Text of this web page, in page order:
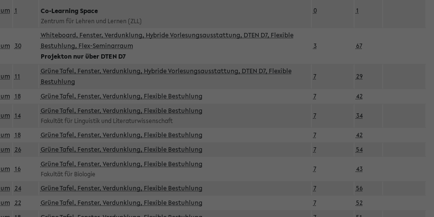
1 Co-Learning Space
Zentrum für Lehren und Lernen (ZLL)
0 1
30
Whiteboard, Fenster, Verdunklung, Hybride Vorlesungsausstattung, DTEN D7, Flexible
Bestuhlung, Flex-Seminarraum
Projekton nur über DTEN D7
3 67
11
Grüne Tafel, Fenster, Verdunklung, Hybride Vorlesungsausstattung, DTEN D7, Flexible
Bestuhlung
7 29
18 Grüne Tafel, Fenster, Verdunklung, Flexible Bestuhlung 7 42
14
Grüne Tafel, Fenster, Verdunklung, Flexible Bestuhlung
Fakultät für Linguistik und Literaturwissenschaft
7 34
18 Grüne Tafel, Fenster, Verdunklung, Flexible Bestuhlung 7
42
26 Grüne Tafel, Fenster, Verdunklung, Flexible Bestuhlung 7 54
16
Grüne Tafel, Fenster, Verdunklung, Flexible Bestuhlung
Fakultät für Biologie
7 43
24 Grüne Tafel, Fenster, Verdunklung, Flexible Bestuhlung 7
56
22 Grüne Tafel, Fenster, Verdunklung, Flexible Bestuhlung 7
52